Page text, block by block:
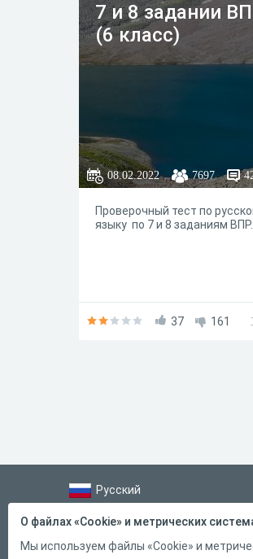
7 и 8 задании
(6 класс)
08.02.2022 7697
Проверочный тест по
языку по 7 и 8 заданиям ВПР.
37 161
Русский
Справка
Форма обратной связи
О файлах «Cookie» и метрических
Мы используем файлы «Cookie» и